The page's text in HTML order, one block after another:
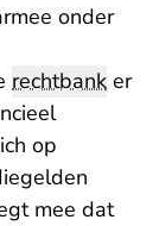
onder
rechtbank er
op
mee dat